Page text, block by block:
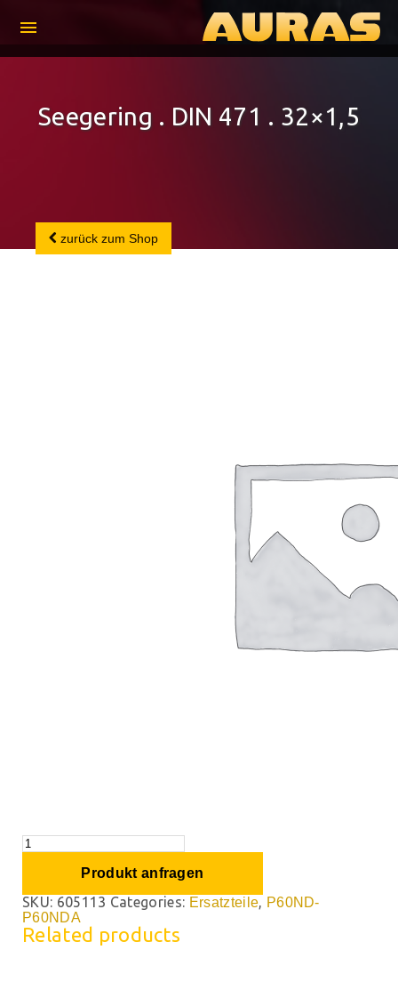
menu
zurück zum Shop
Seegering . DIN 471 . 32×1,5
Produkt anfragen
SKU: 605113 Categories: Ersatzteile, P60ND-
P60NDA
Related products